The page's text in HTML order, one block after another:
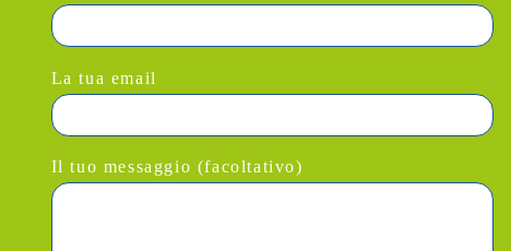
La tua email
Il tuo messaggio (facoltativo)